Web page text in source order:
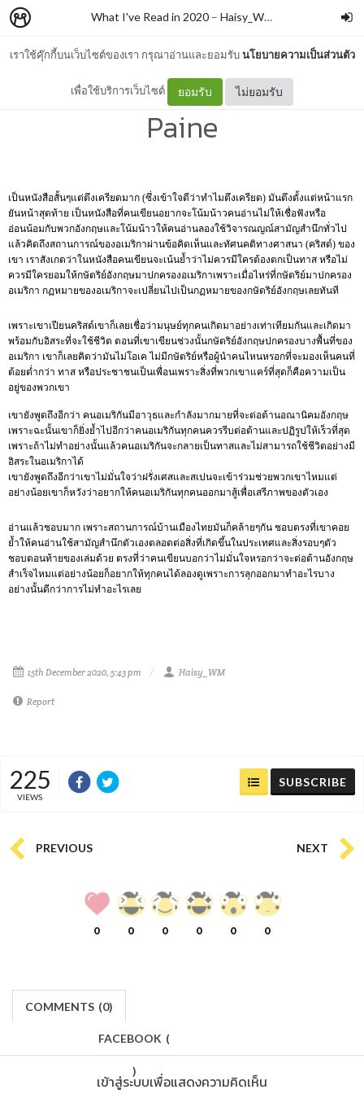
เราใช้คุ๊กกี้บนเว็บไซต์ของเรา กรุณาอ่านและยอมรับนโยบายความเป็นส่วนตัว
เพื่อใช้บริการเว็บไซต์ ยอมรับ ไม่ยอมรับ
What I've Read in 2020 – Haisy_WM
Common Sense - Thomas
Paine
เป็นหนังสือสั้นๆแต่ตึงเครียดมาก (ซึ่งเข้าใจดีว่าทำไมตึงเครียด) มันตึงตั้งแต่หน้าแรก
ยันหน้าสุดท้าย เป็นหนังสือที่คนเขียนอยากจะโน้มน้าวคนอ่านไม่ให้เชื่อฟังหรือ
อ่อนน้อมกับพวกอังกฤษและโน้มน้าวให้คนอ่านลองใช้วิจารณญณ์สามัญสำนึกทั่วไป
แล้วคิดถึงสถานการณ์ของอเมริกาผ่านข้อคิดเห็นและทัศนคติทางศาสนา (คริสต์) ของ
เขา เราสังเกตว่าในหนังสือคนเขียนจะเน้นย้ำว่าไม่ควรมีใครต้องตกเป็นทาส หรือไม่
ควรมีใครยอมให้กษัตริย์อังกฤษมาปกครองอเมริกาเพราะเมื่อไหร่ที่กษัตริย์มาปกครอง
อเมริกา กฏหมายของอเมริกาจะเปลี่ยนไปเป็นกฏหมายของกษัตริย์อังกฤษเลยทันที
เพราะเขาเปียนคริสต์เขาก็เลยเชื่อว่ามนุษย์ทุกคนเกิดมาอย่างเท่าเทียมกันและเกิดมา
พร้อมกับอิสระที่จะใช้ชีวิต ตอนที่เขาเขียนช่วงนั้นกษัตริย์อังกฤษปกครองบางพื้นที่ของ
อเมริกา เขาก็เลยคิดว่ามันไม่โอเค ไม่มีกษัตริย์หรือผู้นำคนไหนหรอกที่จะมองเห็นคนที่
ต้อยต่ำกว่า ทาส หรือประชาชนเป็นเพื่อนเพราะสิ่งที่พวกเขาแคร์ที่สุดก็คือความเป็น
อยู่ของพวกเขา
เขายังพูดถึงอีกว่า คนอเมริกันมีอาวุธและกำลังมากมายที่จะต่อต้านอณานิคมอังกฤษ
เพราะฉะนั้นเขาก็ยิ่งย้ำไปอีกว่าคนอเมริกันทุกคนควรรีบต่อต้านและปฏิรูปให้เร็วที่สุด
เพราะถ้าไม่ทำอย่างนั้นแล้วคนอเมริกันจะกลายเป็นทาสและไม่สามารถใช้ชีวิตอย่างมี
อิสระในอเมริกาได้
เขายังพูดถึงอีกว่าเขาไม่มั่นใจว่าฝรั่งเศสและสเปนจะเข้าร่วมช่วยพวกเขาไหมแต่
อย่างน้อยเขาก็หวังว่าอยากให้คนอเมริกันทุกคนออกมาสู้เพื่อเสรีภาพของตัวเอง
อ่านแล้วชอบมาก เพราะสถานการณ์บ้านเมืองไทยมันก็คล้ายๆกัน ชอบตรงที่เขาคอย
ย้ำให้คนอ่านใช้สามัญสำนึกตัวเองตลอดต่อสิ่งที่เกิดขึ้นในประเทศและสิ่งรอบๆตัว
ชอบตอนท้ายของเล่มด้วย ตรงที่ว่าคนเขียนบอกว่าไม่มั่นใจหรอกว่าจะต่อต้านอังกฤษ
สำเร็จไหมแต่อย่างน้อยก็อยากให้ทุกคนได้ลองดูเพราะการลุกออกมาทำอะไรบาง
อย่างนั้นดีกว่าการไม่ทำอะไรเลย
15th December 2020, 5:43 pm Haisy_WM
Report
225
VIEWS
SUBSCRIBE
PREVIOUS NEXT
0 0 0 0 0 0
COMMENTS (0)
FACEBOOK (
)
เข้าสู่ระบบเพื่อแสดงความคิดเห็น